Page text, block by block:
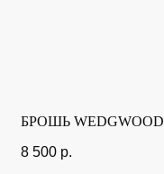
БРОШЬ WEDGWOOD
8 500 р.